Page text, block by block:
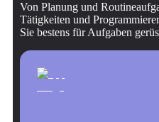
Von Planung und
Tätigkeiten und
Sie bestens für Aufgaben